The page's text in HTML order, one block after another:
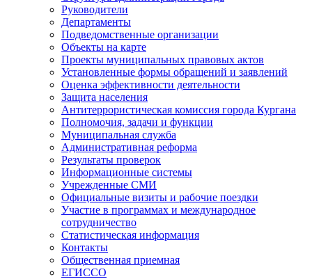
Руководители
Департаменты
Подведомственные организации
Объекты на карте
Проекты муниципальных правовых актов
Установленные формы обращений и заявлений
Оценка эффективности деятельности
Защита населения
Антитеррористическая комиссия города Кургана
Полномочия, задачи и функции
Муниципальная служба
Административная реформа
Результаты проверок
Информационные системы
Учрежденные СМИ
Официальные визиты и рабочие поездки
Участие в программах и международное
сотрудничество
Статистическая информация
Контакты
Общественная приемная
ЕГИССО